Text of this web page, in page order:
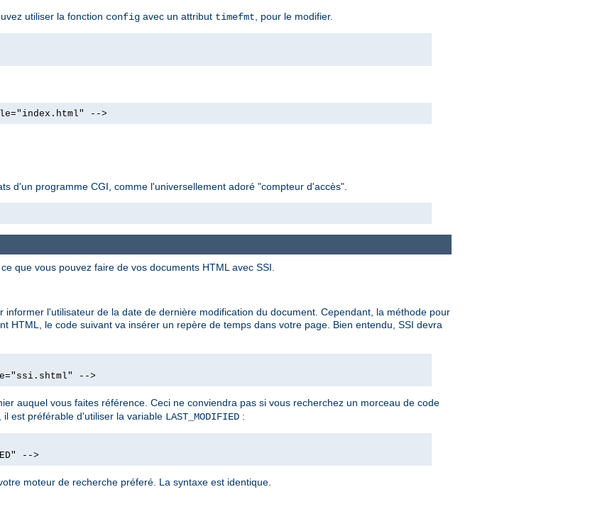
utiliser la fonction config avec un attribut timefmt , pour le modifier.
-->
d'un programme CGI, comme l'universellement adoré "compteur d'accès".
que vous pouvez faire de vos documents HTML avec SSI.
l'utilisateur de la date de dernière modification du document. Cependant, la méthode pour
HTML, le code suivant va insérer un repère de temps dans votre page. Bien entendu, SSI devra
-->
auquel vous faites référence. Ceci ne conviendra pas si vous recherchez un morceau de code
est préférable d'utiliser la variable LAST_MODIFIED :
-->
moteur de recherche préferé. La syntaxe est identique.